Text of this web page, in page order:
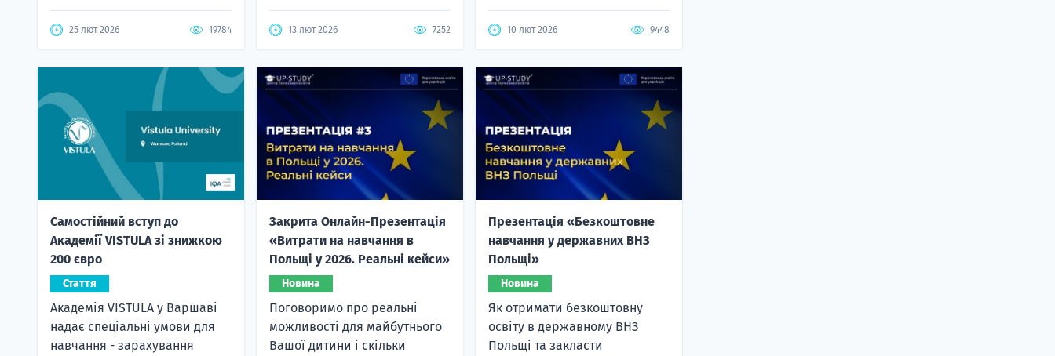
25 лют 2026 19784 13 лют 2026 7252 10 лют 2026 9448
Самостійний вступ до
Академії VISTULA зі знижкою
200 євро
Стаття
Академія VISTULA у Варшаві
надає спеціальні умови для
навчання - зарахування
Закрита Онлайн-Презентація
«Витрати на навчання в
Польщі у 2026. Реальні кейси»
Новина
Поговоримо про реальні
можливості для майбутнього
Вашої дитини і скільки
Презентація «Безкоштовне
навчання у державних ВНЗ
Польщі»
Новина
Як отримати безкоштовну
освіту в державному ВНЗ
Польщі та закласти